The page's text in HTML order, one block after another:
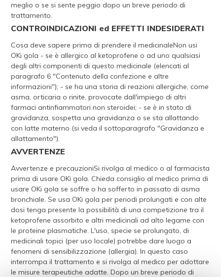
meglio o se si sente peggio dopo un breve periodo di
trattamento.
CONTROINDICAZIONI ed EFFETTI INDESIDERATI
Cosa deve sapere prima di prendere il medicinaleNon usi
OKi gola - se è allergico al ketoprofene o ad uno qualsiasi
degli altri componenti di questo medicinale (elencati al
paragrafo 6 "Contenuto della confezione e altre
informazioni"); - se ha una storia di reazioni allergiche, come
asma, orticaria o rinite, provocate dall'impiego di altri
farmaci antinfiammatori non steroidei; - se è in stato di
gravidanza, sospetta una gravidanza o se sta allattando
con latte materno (si veda il sottoparagrafo "Gravidanza e
allattamento").
AVVERTENZE
Avvertenze e precauzioniSi rivolga al medico o al farmacista
prima di usare OKi gola. Chieda consiglio al medico prima di
usare OKi gola se soffre o ha sofferto in passato di asma
bronchiale. Se usa OKi gola per periodi prolungati e con alte
dosi tenga presente la possibilità di una competizione tra il
ketoprofene assorbito e altri medicinali ad alto legame con
le proteine plasmatiche. L'uso, specie se prolungato, di
medicinali topici (per uso locale) potrebbe dare luogo a
fenomeni di sensibilizzazione (allergia). In questo caso
interrompa il trattamento e si rivolga al medico per adottare
le misure terapeutiche adatte. Dopo un breve periodo di